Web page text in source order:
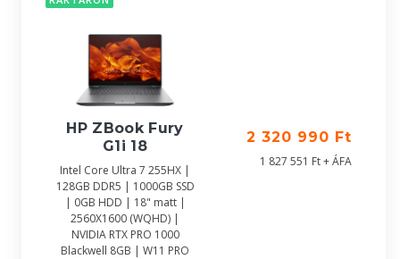
HP ZBook Fury
G1i 18
Intel Core Ultra 7 255HX |
128GB DDR5 | 1000GB SSD
| 0GB HDD | 18" matt |
2560X1600 (WQHD) |
NVIDIA RTX PRO 1000
Blackwell 8GB | W11 PRO
2 320 990 Ft
1 827 551 Ft + ÁFA